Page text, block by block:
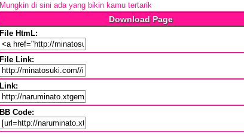
Mungkin di sini ada yang bikin kamu tertarik
Download Page
File HtmL:
File Link:
Link:
BB Code: